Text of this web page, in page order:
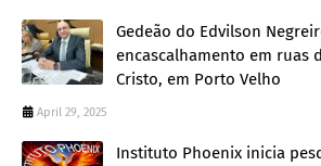
Gedeão do Edvilson
encascalhamento em ruas
Cristo, em Porto Velho
April 29, 2025
Instituto Phoenix inicia